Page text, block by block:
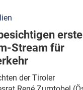
erste
Stream für
der Tiroler